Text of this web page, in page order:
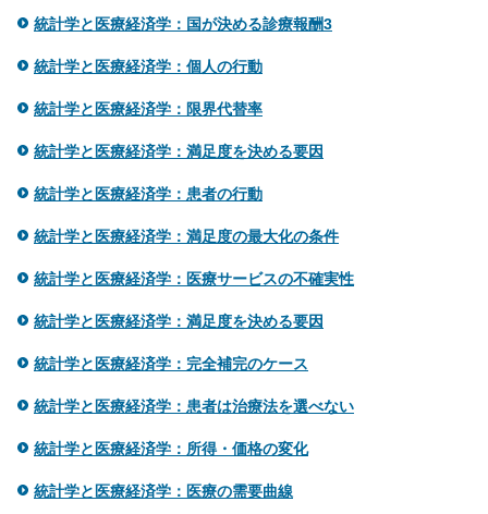
統計学と医療経済学：国が決める診療報酬3
統計学と医療経済学：個人の行動
統計学と医療経済学：限界代替率
統計学と医療経済学：満足度を決める要因
統計学と医療経済学：患者の行動
統計学と医療経済学：満足度の最大化の条件
統計学と医療経済学：医療サービスの不確実性
統計学と医療経済学：満足度を決める要因
統計学と医療経済学：完全補完のケース
統計学と医療経済学：患者は治療法を選べない
統計学と医療経済学：所得・価格の変化
統計学と医療経済学：医療の需要曲線